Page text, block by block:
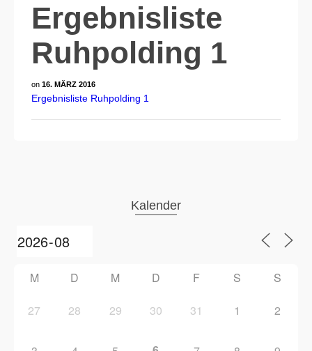
Ergebnisliste
Ruhpolding 1
on 16. MÄRZ 2016
Ergebnisliste Ruhpolding 1
Kalender
M D M D F S S
27 28 29 30 31 1 2